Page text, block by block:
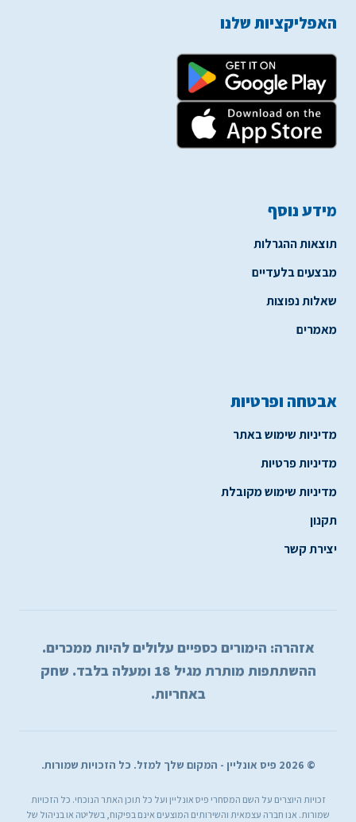
האפליקציות שלנו
מידע נוסף
תוצאות ההגרלות
מבצעים בלעדיים
שאלות נפוצות
מאמרים
אבטחה ופרטיות
מדיניות שימוש באתר
מדיניות פרטיות
מדיניות שימוש מקובלת
תקנון
יצירת קשר
אזהרה: הימורים כספיים עלולים להיות ממכרים.
ההשתתפות מותרת מגיל 18 ומעלה בלבד. שחק
באחריות.
© 2026 פיס אונליין - המקום שלך למזל. כל הזכויות שמורות.
זכויות היוצרים על השם המסחרי פיס אונליין ועל כל תוכן האתר הנוכחי. כל הזכויות
שמורות. אנו חברה עצמאית והשירותים המוצעים אינם בפיקוח, בשליטה או בניהול של